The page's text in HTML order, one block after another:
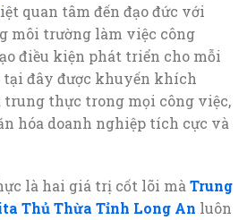
quan tâm đến đạo đức với
môi trường làm việc công
điều kiện phát triển cho mỗi
đây được khuyến khích
thực trong mọi công việc,
hóa doanh nghiệp tích cực và
là hai giá trị cốt lõi màTrung
Thủ Thừa Tỉnh Long An luôn